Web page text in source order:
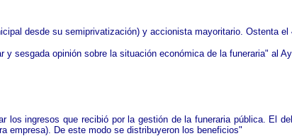
desde su semiprivatización) y accionista mayoritario. Ostenta
sesgada opinión sobre la situación económica de la funeraria" al
los ingresos que recibió por la gestión de la funeraria pública. El
empresa). De este modo se distribuyeron los beneficios"